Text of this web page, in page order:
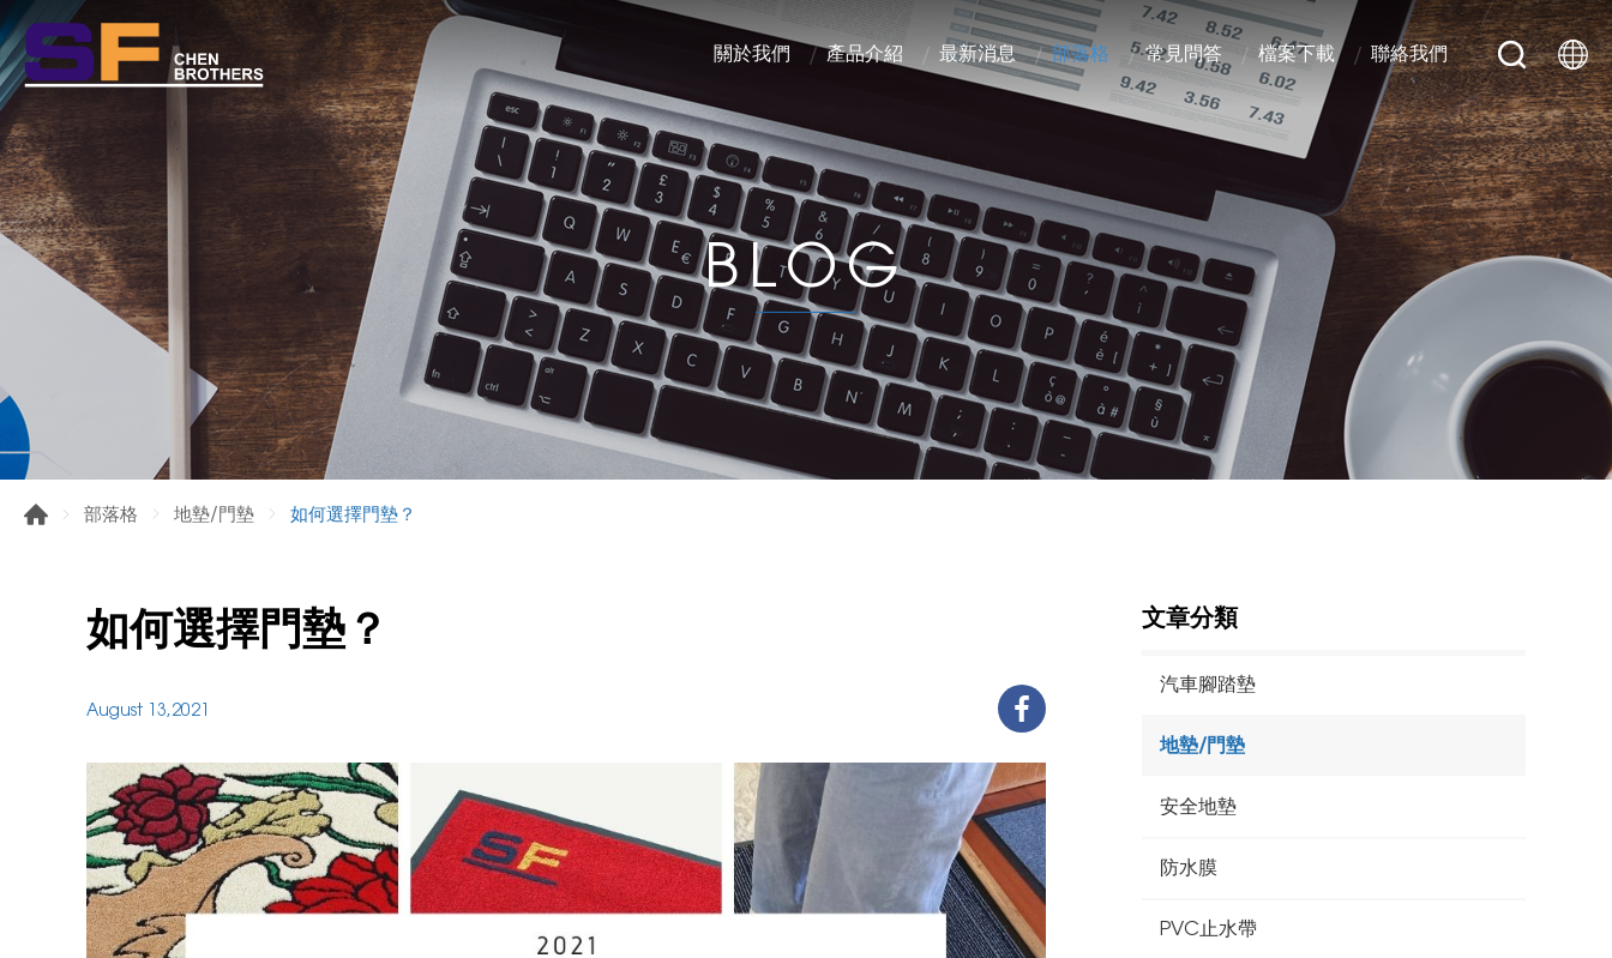
關於我們 產品介紹 最新消息 部落格 常見問答 檔案下載 聯絡我們
BLOG
部落格 地墊/門墊 如何選擇門墊？
如何選擇門墊？
August 13,2021
文章分類
汽車腳踏墊
地墊/門墊
安全地墊
防水膜
PVC止水帶